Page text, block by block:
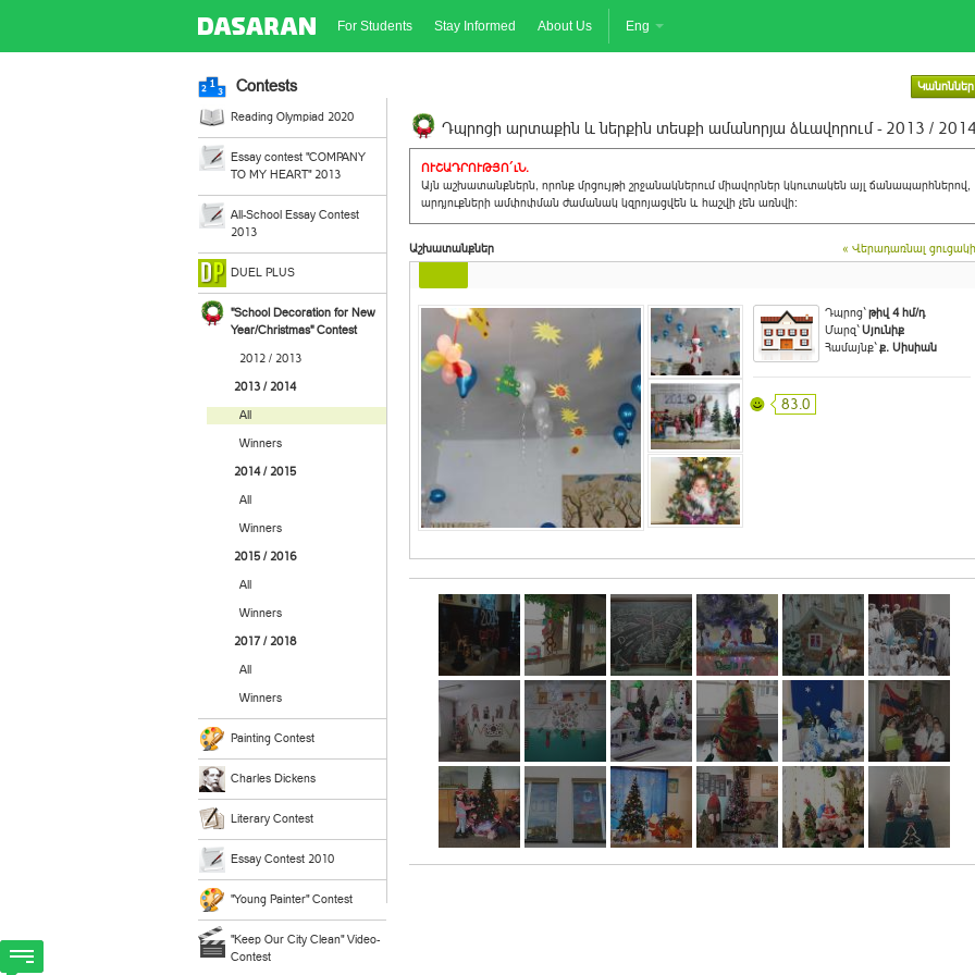
For Students Stay Informed About Us Eng
Contests Կանոններ
Reading Olympiad 2020
Essay contest "COMPANY
TO MY HEART" 2013
All-School Essay Contest
2013
DUEL PLUS
"School Decoration for New
Year/Christmas" Contest
2012 / 2013
2013 / 2014
All
Winners
2014 / 2015
All
Winners
2015 / 2016
All
Winners
2017 / 2018
All
Winners
Painting Contest
Charles Dickens
Literary Contest
Essay Contest 2010
"Young Painter" Contest
"Keep Our City Clean" Video-
Contest
Դպրոցի արտաքին և ներքին տեսքի ամանորյա ձևավորում - 2013 / 2014
ՈՒՇԱԴՐՈՒԹՅՈ´ւՆ.
Այն աշխատանքներն, որոնք մրցույթի շրջանակներում միավորներ կկուտակեն այլ ճանապարհներով,
արդյուքների ամփոփման ժամանակ կզրոյացվեն և հաշվի չեն առնվի:
Աշխատանքներ « Վերադառնալ
Դպրոց`թիվ 4 հմ/դ
Մարզ`Սյունիք
Համայնք`ք. Սիսիան
83.0